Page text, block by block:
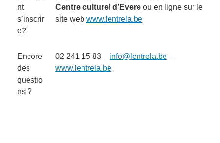
nt
s’inscrir
e?
Centre culturel d’Evere ou en ligne sur le
site web www.lentrela.be
Encore
des
questio
ns ?
02 241 15 83 – info@lentrela.be –
www.lentrela.be